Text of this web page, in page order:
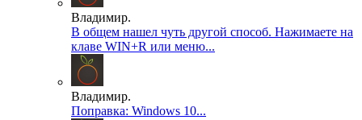
Владимир.
В общем нашел чуть другой способ. Нажимаете на
клаве WIN+R или меню...
Владимир.
Поправка: Windows 10...